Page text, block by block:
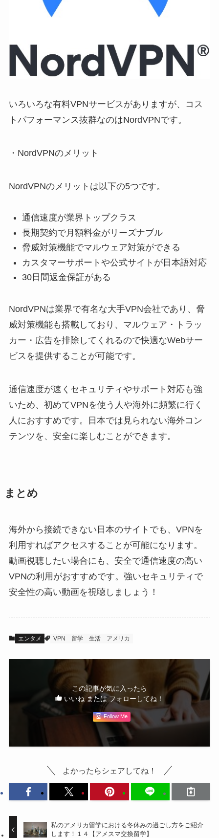
いろいろな有料VPNサービスがありますが、コス
トパフォーマンス抜群なのはNordVPNです。
・NordVPNのメリット
NordVPNのメリットは以下の5つです。
通信速度が業界トップクラス
長期契約で月額料金がリーズナブル
脅威対策機能でマルウェア対策ができる
カスタマーサポートや公式サイトが日本語対応
30日間返金保証がある
NordVPNは業界で有名な大手VPN会社であり、脅
威対策機能も搭載しており、マルウェア・トラッ
カー・広告を排除してくれるので快適なWebサー
ビスを提供することが可能です。
通信速度が速くセキュリティやサポート対応も強
いため、初めてVPNを使う人や海外に頻繁に行く
人におすすめです。日本では見られない海外コン
テンツを、安全に楽しむことができます。
まとめ
海外から接続できない日本のサイトでも、VPNを
利用すればアクセスすることが可能になります。
動画視聴したい場合にも、安全で通信速度の高い
VPNの利用がおすすめです。強いセキュリティで
安全性の高い動画を視聴しましょう！
エンタメ VPN 留学 生活 アメリカ
この記事が気に入ったら
いいね または フォローしてね！
Follow Me
よかったらシェアしてね！
私のアメリカ留学における冬休みの過ごし方をご紹介
します！１４【アメスマ交換留学】